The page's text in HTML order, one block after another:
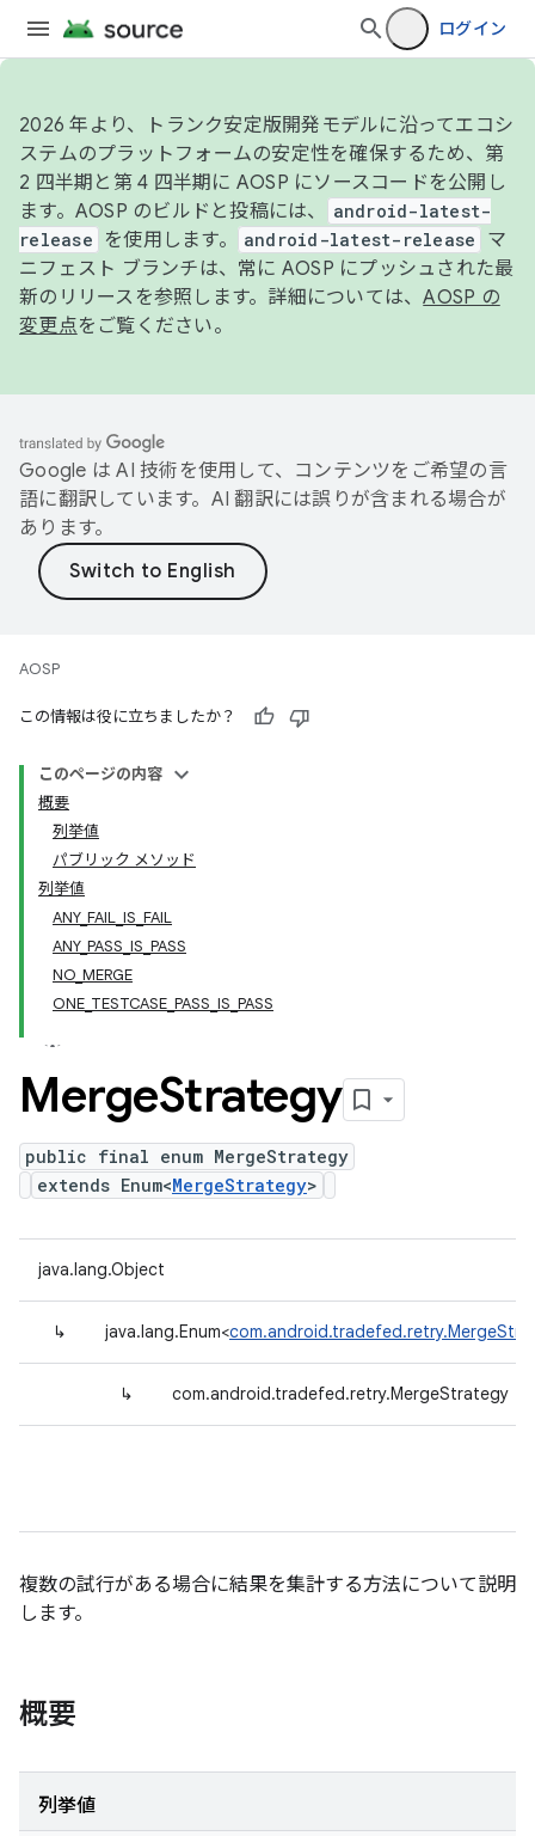
ログイン
2026 年より、トランク安定版開発モデルに沿ってエコシ
ステムのプラットフォームの安定性を確保するため、第
2 四半期と第 4 四半期に AOSP にソースコードを公開し
ます。AOSP のビルドと投稿には、
android-latest-
release
を使用します。 android-latest-release
マ
ニフェスト ブランチは、常に AOSP にプッシュされた最
新のリリースを参照します。詳細については、AOSP の
変更点をご覧ください。
Google は AI 技術を使用して、コンテンツをご希望の言
語に翻訳しています。AI 翻訳には誤りが含まれる場合が
あります。
AOSP
この情報は役に立ちましたか？
このページの内容
概要
列挙値
パブリック メソッド
列挙値
ANY_FAIL_IS_FAIL
ANY_PASS_IS_PASS
NO_MERGE
ONE_TESTCASE_PASS_IS_PASS
MergeStrategy
public final enum MergeStrategy
extends Enum<MergeStrategy>
java.lang.Object
↳ java.lang.Enum<
↳ com.android.tradefed.retry.MergeStrategy
複数の試行がある場合に結果を集計する方法について説明
します。
概要
列挙値